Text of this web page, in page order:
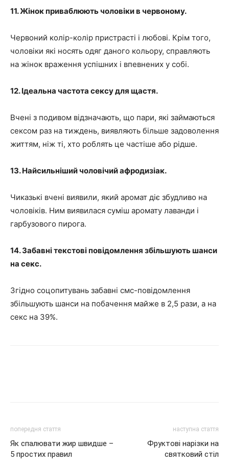
11. Жінок приваблюють чоловіки в червоному.
Червоний колір-колір пристрасті і любові. Крім того,
чоловіки які носять одяг даного кольору, справляють
на жінок враження успішних і впевнених у собі.
12. Ідеальна частота сексу для щастя.
Вчені з подивом відзначають, що пари, які займаються
сексом раз на тиждень, виявляють більше задоволення
життям, ніж ті, хто роблять це частіше або рідше.
13. Найсильніший чоловічий афродизіак.
Чиказькі вчені виявили, який аромат діє збудливо на
чоловіків. Ним виявилася суміш аромату лаванди і
гарбузового пирога.
14. Забавні текстові повідомлення збільшують шанси
на секс.
Згідно соцопитувань забавні смс-повідомлення
збільшують шанси на побачення майже в 2,5 рази, а на
секс на 39%.
попередня стаття
Як спалювати жир швидше –
5 простих правил
наступна стаття
Фруктові нарізки на
святковий стіл